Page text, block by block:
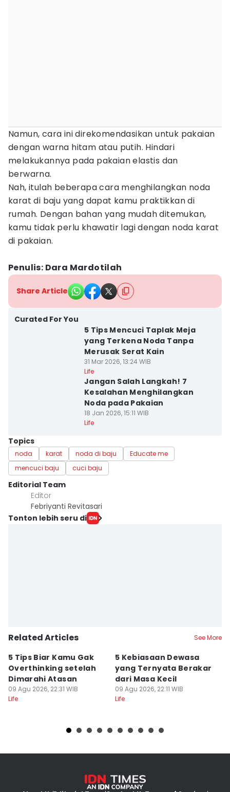
Namun, cara ini direkomendasikan untuk pakaian
dengan warna hitam atau putih. Hindari
melakukannya pada pakaian elastis dan
berwarna.
Nah, itulah beberapa cara menghilangkan noda
karat di baju yang dapat kamu praktikkan di
rumah. Dengan bahan yang mudah ditemukan,
kamu tidak perlu khawatir lagi dengan noda karat
di pakaian.
Penulis: Dara Mardotilah
Share Article
Curated For You
5 Tips Mencuci Taplak Meja
yang Terkena Noda Tanpa
Merusak Serat Kain
31 Mar 2026, 13:24 WIB
Life
Jangan Salah Langkah! 7
Kesalahan Menghilangkan
Noda pada Pakaian
18 Jan 2026, 15:11 WIB
Life
Topics
noda karat noda di baju
Educate me
mencuci baju
cuci baju
Editorial Team
Editor
Febriyanti Revitasari
Tonton lebih seru di
Related Articles See More
5 Tips Biar Kamu Gak
Overthinking setelah
Dimarahi Atasan
09 Agu 2026, 22:31 WIB
Life
5 Kebiasaan Dewasa
yang Ternyata Berakar
dari Masa Kecil
09 Agu 2026, 22:11 WIB
Life